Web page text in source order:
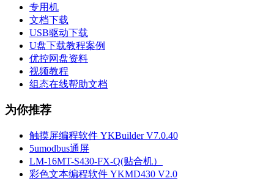
专用机
文档下载
USB驱动下载
U盘下载教程案例
优控网盘资料
视频教程
组态在线帮助文档
为你推荐
触摸屏编程软件 YKBuilder V7.0.40
5umodbus通屏
LM-16MT-S430-FX-Q(贴合机）
彩色文本编程软件 YKMD430 V2.0